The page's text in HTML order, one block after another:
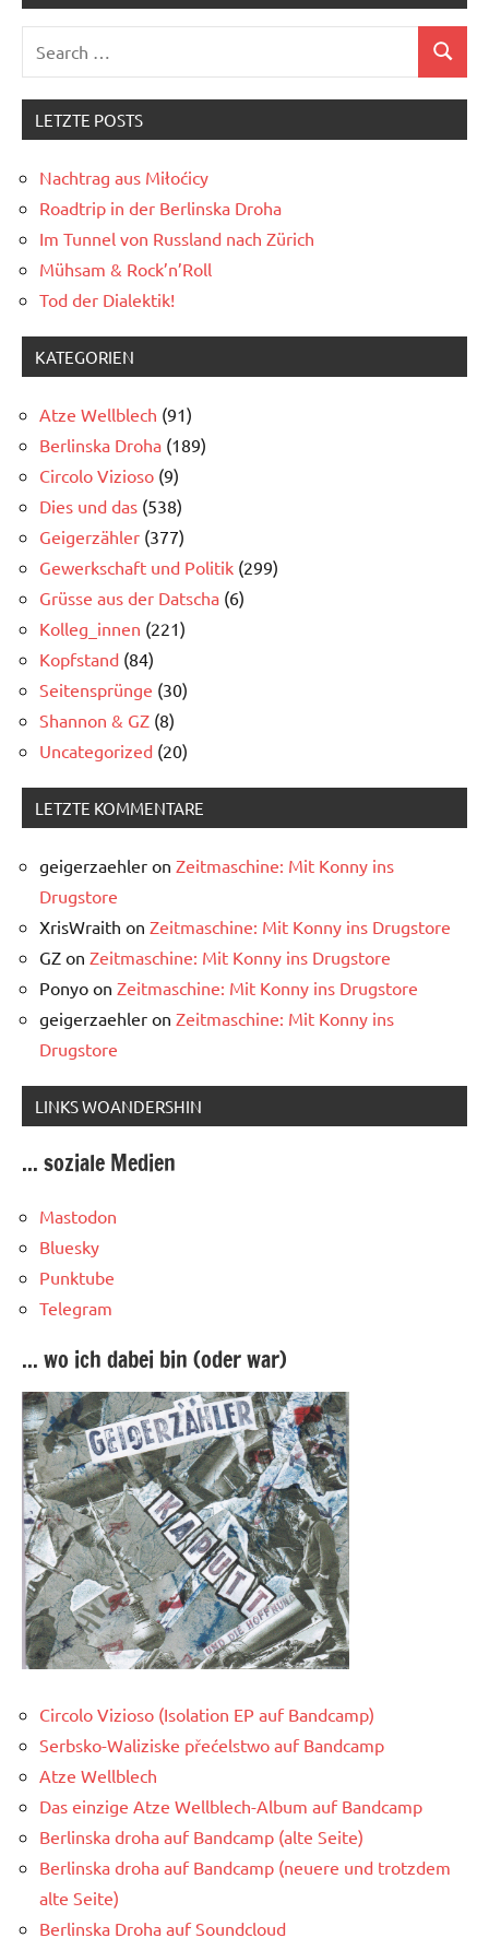
Search
LETZTE POSTS
Nachtrag aus Miłoćicy
Roadtrip in der Berlinska Droha
Im Tunnel von Russland nach Zürich
Mühsam & Rock’n’Roll
Tod der Dialektik!
KATEGORIEN
Atze Wellblech (91)
Berlinska Droha (189)
Circolo Vizioso (9)
Dies und das (538)
Geigerzähler (377)
Gewerkschaft und Politik (299)
Grüsse aus der Datscha (6)
Kolleg_innen (221)
Kopfstand (84)
Seitensprünge (30)
Shannon & GZ (8)
Uncategorized (20)
LETZTE KOMMENTARE
geigerzaehler on Zeitmaschine: Mit Konny ins
Drugstore
XrisWraith on Zeitmaschine: Mit Konny ins Drugstore
GZ on Zeitmaschine: Mit Konny ins Drugstore
Ponyo on Zeitmaschine: Mit Konny ins Drugstore
geigerzaehler on Zeitmaschine: Mit Konny ins
Drugstore
LINKS WOANDERSHIN
... soziale Medien
Mastodon
Bluesky
Punktube
Telegram
... wo ich dabei bin (oder war)
Circolo Vizioso (Isolation EP auf Bandcamp)
Serbsko-Waliziske přećelstwo auf Bandcamp
Atze Wellblech
Das einzige Atze Wellblech-Album auf Bandcamp
Berlinska droha auf Bandcamp (alte Seite)
Berlinska droha auf Bandcamp (neuere und trotzdem
alte Seite)
Berlinska Droha auf Soundcloud